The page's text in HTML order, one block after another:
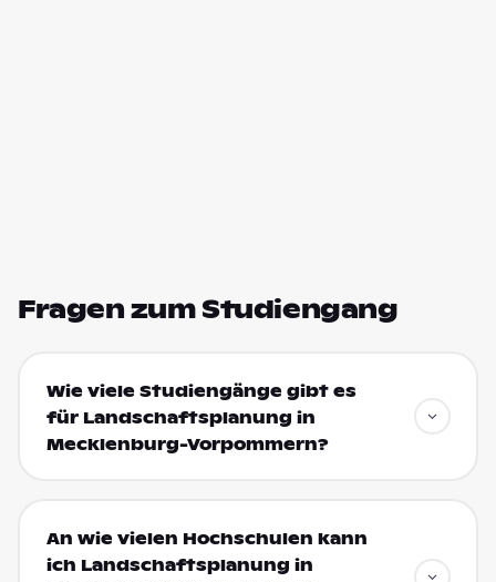
Fragen zum Studiengang
Wie viele Studiengänge gibt es
für Landschaftsplanung in
Mecklenburg-Vorpommern?
An wie vielen Hochschulen kann
ich Landschaftsplanung in